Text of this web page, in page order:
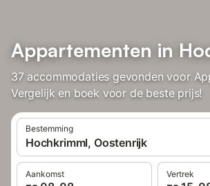
Appartementen in
37 accommodaties gevonden voor
Vergelijk en boek voor de beste prijs!
Bestemming
Hochkrimml, Oostenrijk
Aankomst Vertrek